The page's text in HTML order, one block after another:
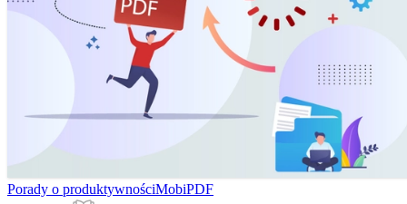
Porady o produktywnościMobiPDF